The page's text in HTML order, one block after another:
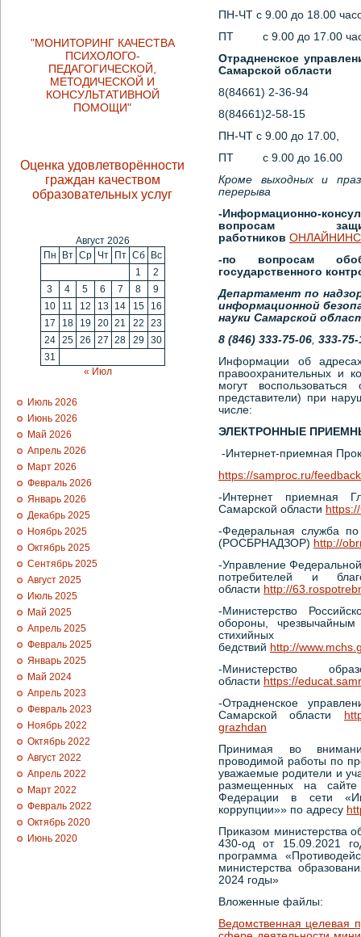
"МОНИТОРИНГ КАЧЕСТВА
ПСИХОЛОГО-
ПЕДАГОГИЧЕСКОЙ,
МЕТОДИЧЕСКОЙ И
КОНСУЛЬТАТИВНОЙ
ПОМОЩИ"
Оценка удовлетворённости
граждан качеством
образовательных услуг
Август 2026
Пн
Вт Ср Чт Пт Сб
Вс
1
2
3
4 5 6 7 8
9
10
11 12 13 14 15
16
17
18 19 20 21 22
23
24 25 26 27 28 29
30
31
« Июл
Июль 2026
Июнь 2026
Май 2026
Апрель 2026
Март 2026
Февраль 2026
Январь 2026
Декабрь 2025
Ноябрь 2025
Октябрь 2025
Сентябрь 2025
Август 2025
Июль 2025
Май 2025
Апрель 2025
Февраль 2025
Январь 2025
Май 2024
Апрель 2023
Февраль 2023
Ноябрь 2022
Октябрь 2022
Август 2022
Апрель 2022
Март 2022
Февраль 2022
Октябрь 2020
Июнь 2020
ПН-ЧТ с 9.00 до 18.00
ПТ с 9.00 до 17.00
Отрадненское
Самарской области
8(84661) 2-36-94
8(84661)2-58-15
ПН-ЧТ с 9.00 до 17.00,
ПТ с 9.00 до 16.00
Кроме выходных и
перерыва
-Информационно-
вопросам
работников
-по вопросам
государственного
Департамент по
информационной
науки Самарской
8 (846) 333-75-06, 333-75-
Информации об
правоохранительных и
могут
представители) при
числе:
ЭЛЕКТРОННЫЕ
-Интернет-приемная
https://samproc.ru/
-Интернет приемная
Самарской области
-Федеральная служба
(РОСБРНАДЗОР) http://
-Управление
потребителей и
области http://
-Министерство
обороны,
стихийных
бедствий http://
-Министерство
области https://
-Отрадненское
Самарской области
grazhdan
Принимая во
проводимой работы по
уважаемые родители и
размещенных на сайте
Федерации в сети
коррупции»» по адресу
Приказом министерства
430-од от 15.09.2021
программа
министерства
2024 годы»
Вложенные файлы:
Ведомственная целевая